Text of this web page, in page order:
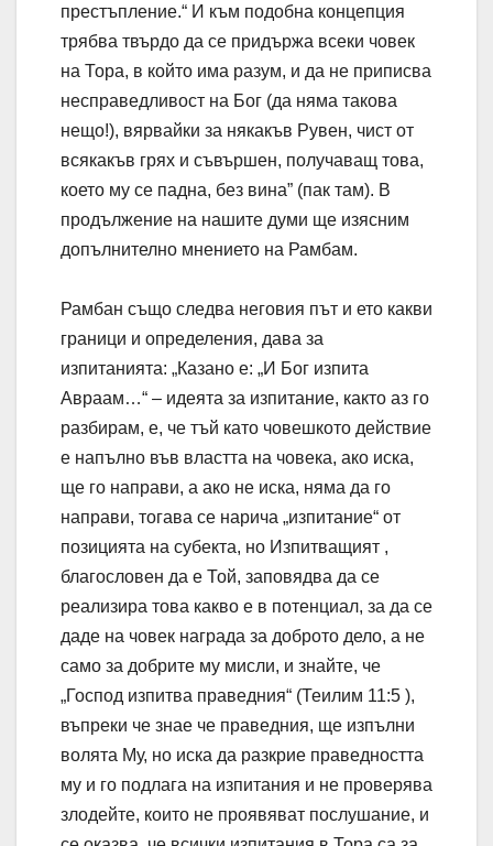
престъпление.“ И към подобна концепция
трябва твърдо да се придържа всеки човек
на Тора, в който има разум, и да не приписва
несправедливост на Бог (да няма такова
нещо!), вярвайки за някакъв Рувен, чист от
всякакъв грях и съвършен, получаващ това,
което му се падна, без вина” (пак там). В
продължение на нашите думи ще изясним
допълнително мнението на Рамбам.
Рамбан също следва неговия път и ето какви
граници и определения, дава за
изпитанията: „Казано е: „И Бог изпита
Авраам…“ – идеята за изпитание, както аз го
разбирам, е, че тъй като човешкото действие
е напълно във властта на човека, ако иска,
ще го направи, а ако не иска, няма да го
направи, тогава се нарича „изпитание“ от
позицията на субекта, но Изпитващият ,
благословен да е Той, заповядва да се
реализира това какво е в потенциал, за да се
даде на човек награда за доброто дело, а не
само за добрите му мисли, и знайте, че
„Господ изпитва праведния“ (Теилим 11:5 ),
въпреки че знае че праведния, ще изпълни
волята Му, но иска да разкрие праведността
му и го подлага на изпитания и не проверява
злодейте, които не проявяват послушание, и